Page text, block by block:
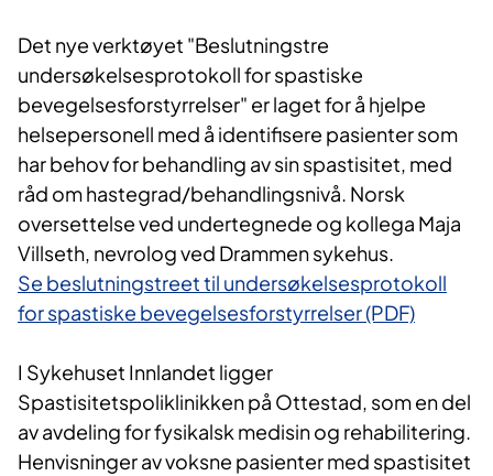
Det nye verktøyet "Beslutningstre
undersøkelsesprotokoll for spastiske
bevegelsesforstyrrelser" er laget for å hjelpe
helsepersonell med å identifisere pasienter som
har behov for behandling av sin spastisitet, med
råd om hastegrad/behandlingsnivå. Norsk
oversettelse ved undertegnede og kollega Maja
Villseth, nevrolog ved Drammen sykehus.
Se beslutningstreet til undersøkelsesprotokoll
for spastiske bevegelsesforstyrrelser (PDF)
I Sykehuset Innlandet ligger
Spastisitetspoliklinikken på Ottestad, som en del
av avdeling for fysikalsk medisin og rehabilitering.
Henvisninger av voksne pasienter med spastisitet